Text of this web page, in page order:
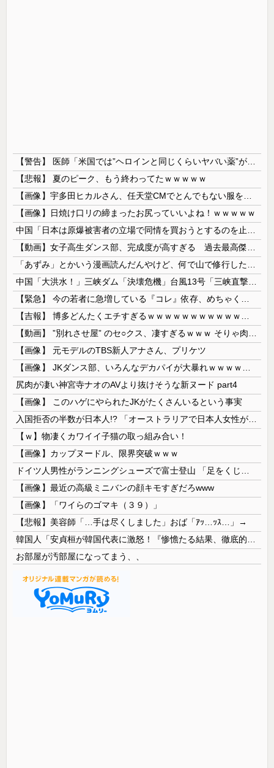
【悲報】 夏のピーク、もう終わってたｗｗｗｗｗ
【画像】日焼け口リの締まったお尻っていいよね！ｗｗｗｗｗ
【画像】 元モデルのTBS新人アナさん、プリケツ
尻肉が凄い神宮寺ナオのAVより抜けそうな新ヌード part4
【画像】 このハゲにやられたJKがたくさんいるという事実
【ｗ】物凄くカワイイ子猫の取っ組み合い！
【画像】カップヌードル、限界突破ｗｗｗ
【画像】最近の高級ミニバンの顔キモすぎだろwww
【画像】「ワイらのゴマキ（３９）」
【悲報】美容師「…手は尽くしました」おば「ｱｯ…ｯｽ…」→
お部屋が汚部屋になってまう、、